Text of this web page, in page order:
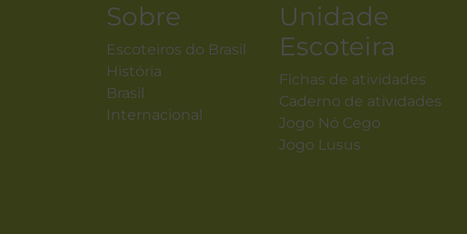
Sobre
Escoteiros do Brasil
História
Brasil
Internacional
Unidade
Escoteira
Fichas de atividades
Caderno de atividades
Jogo Nó Cego
Jogo Lusus